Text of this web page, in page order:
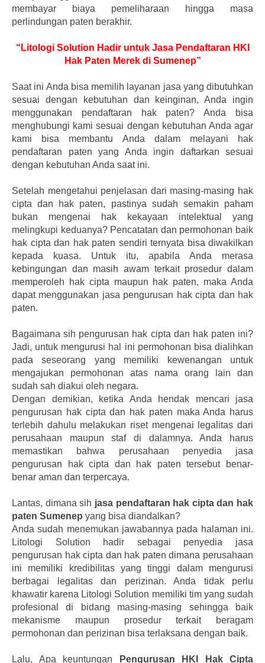
membayar biaya pemeliharaan hingga masa
perlindungan paten berakhir.
“Litologi Solution Hadir untuk Jasa Pendaftaran HKI
Hak Paten Merek di Sumenep”
Saat ini Anda bisa memilih layanan jasa yang dibutuhkan
sesuai dengan kebutuhan dan keinginan, Anda ingin
menggunakan pendaftaran hak paten? Anda bisa
menghubungi kami sesuai dengan kebutuhan Anda agar
kami bisa membantu Anda dalam melayani hak
pendaftaran paten yang Anda ingin daftarkan sesuai
dengan kebutuhan Anda saat ini.
Setelah mengetahui penjelasan dari masing-masing hak
cipta dan hak paten, pastinya sudah semakin paham
bukan mengenai hak kekayaan intelektual yang
melingkupi keduanya? Pencatatan dan permohonan baik
hak cipta dan hak paten sendiri ternyata bisa diwakilkan
kepada kuasa. Untuk itu, apabila Anda merasa
kebingungan dan masih awam terkait prosedur dalam
memperoleh hak cipta maupun hak paten, maka Anda
dapat menggunakan jasa pengurusan hak cipta dan hak
paten.
Bagaimana sih pengurusan hak cipta dan hak paten ini?
Jadi, untuk mengurusi hal ini permohonan bisa dialihkan
pada seseorang yang memiliki kewenangan untuk
mengajukan permohonan atas nama orang lain dan
sudah sah diakui oleh negara.
Dengan demikian, ketika Anda hendak mencari jasa
pengurusan hak cipta dan hak paten maka Anda harus
terlebih dahulu melakukan riset mengenai legalitas dari
perusahaan maupun staf di dalamnya. Anda harus
memastikan bahwa perusahaan penyedia jasa
pengurusan hak cipta dan hak paten tersebut benar-
benar aman dan terpercaya.
Lantas, dimana sih jasa pendaftaran hak cipta dan hak
paten Sumenep yang bisa diandalkan?
Anda sudah menemukan jawabannya pada halaman ini.
Litologi Solution hadir sebagai penyedia jasa
pengurusan hak cipta dan hak paten dimana perusahaan
ini memiliki kredibilitas yang tinggi dalam mengurusi
berbagai legalitas dan perizinan. Anda tidak perlu
khawatir karena Litologi Solution memiliki tim yang sudah
profesional di bidang masing-masing sehingga baik
mekanisme maupun prosedur terkait beragam
permohonan dan perizinan bisa terlaksana dengan baik.
Lalu, Apa keuntungan Pengurusan HKI Hak Cipta